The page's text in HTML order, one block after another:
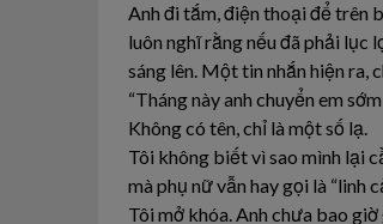
Anh đi tắm, điện thoại để trên
luôn nghĩ rằng nếu đã phải lục
sáng lên. Một tin nhắn hiện ra,
“Tháng này anh chuyển em
Không có tên, chỉ là một số lạ.
Tôi không biết vì sao mình lại
mà phụ nữ vẫn hay gọi là “linh
Tôi mở khóa. Anh chưa bao